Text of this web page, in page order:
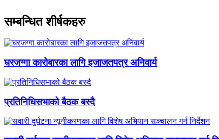
सम्बन्धित शीर्षकहरु
घरजग्गा कारोबारका लागि इजाजतपत्र अनिवार्य
प्रतिनिधिसभाको बैठक बस्दै